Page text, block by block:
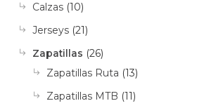
Calzas (10)
Jerseys (21)
Zapatillas (26)
Zapatillas Ruta (13)
Zapatillas MTB (11)